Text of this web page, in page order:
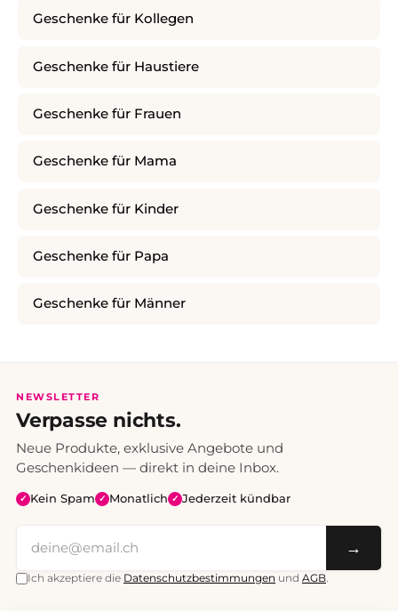
Geschenke für Kollegen
Geschenke für Haustiere
Geschenke für Frauen
Geschenke für Mama
Geschenke für Kinder
Geschenke für Papa
Geschenke für Männer
NEWSLETTER
Verpasse nichts.
Neue Produkte, exklusive Angebote und
Geschenkideen — direkt in deine Inbox.
✓ Kein Spam ✓ Monatlich ✓ Jederzeit kündbar
→
Ich akzeptiere die Datenschutzbestimmungen und AGB.